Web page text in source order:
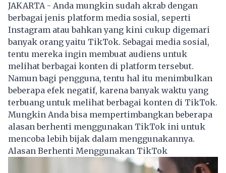
JAKARTA - Anda mungkin sudah akrab dengan
berbagai jenis platform media sosial, seperti
Instagram atau bahkan yang kini cukup digemari
banyak orang yaitu TikTok. Sebagai media sosial,
tentu mereka ingin membuat audiens untuk
melihat berbagai konten di platform tersebut.
Namun bagi pengguna, tentu hal itu menimbulkan
beberapa efek negatif, karena banyak waktu yang
terbuang untuk melihat berbagai konten di TikTok.
Mungkin Anda bisa mempertimbangkan beberapa
alasan berhenti menggunakan TikTok ini untuk
mencoba lebih bijak dalam menggunakannya.
Alasan Berhenti Menggunakan TikTok